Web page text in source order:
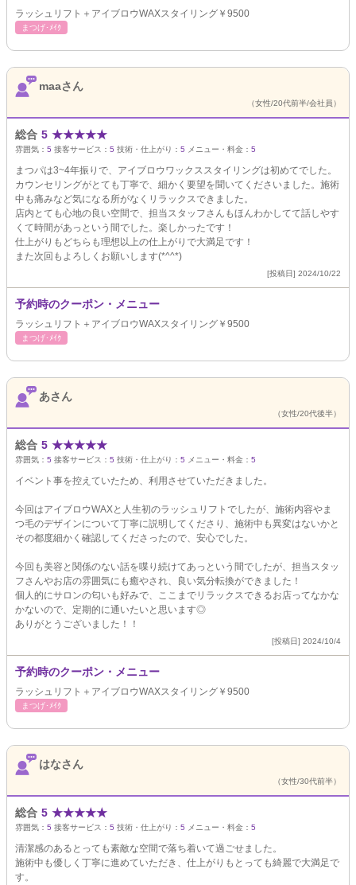
ラッシュリフト＋アイブロウWAXスタイリング￥9500
まつげ･ﾒｲｸ
maaさん
（女性/20代前半/会社員）
総合 5 ★★★★★
雰囲気： 5 接客サービス： 5 技術・仕上がり： 5 メニュー・料金： 5
まつパは3~4年振りで、アイブロウワックススタイリングは初めてでした。
カウンセリングがとても丁寧で、細かく要望を聞いてくださいました。施術
中も痛みなど気になる所がなくリラックスできました。
店内とても心地の良い空間で、担当スタッフさんもほんわかしてて話しやす
くて時間があっという間でした。楽しかったです！
仕上がりもどちらも理想以上の仕上がりで大満足です！
また次回もよろしくお願いします(*^^*)
[投稿日] 2024/10/22
予約時のクーポン・メニュー
ラッシュリフト＋アイブロウWAXスタイリング￥9500
まつげ･ﾒｲｸ
あさん
（女性/20代後半）
総合 5 ★★★★★
雰囲気： 5 接客サービス： 5 技術・仕上がり： 5 メニュー・料金： 5
イベント事を控えていたため、利用させていただきました。
今回はアイブロウWAXと人生初のラッシュリフトでしたが、施術内容やま
つ毛のデザインについて丁寧に説明してくださり、施術中も異変はないかと
その都度細かく確認してくださったので、安心でした。
今回も美容と関係のない話を喋り続けてあっという間でしたが、担当スタッ
フさんやお店の雰囲気にも癒やされ、良い気分転換ができました！
個人的にサロンの匂いも好みで、ここまでリラックスできるお店ってなかな
かないので、定期的に通いたいと思います◎
ありがとうございました！！
[投稿日] 2024/10/4
予約時のクーポン・メニュー
ラッシュリフト＋アイブロウWAXスタイリング￥9500
まつげ･ﾒｲｸ
はなさん
（女性/30代前半）
総合 5 ★★★★★
雰囲気： 5 接客サービス： 5 技術・仕上がり： 5 メニュー・料金： 5
清潔感のあるとっても素敵な空間で落ち着いて過ごせました。
施術中も優しく丁寧に進めていただき、仕上がりもとっても綺麗で大満足で
す。